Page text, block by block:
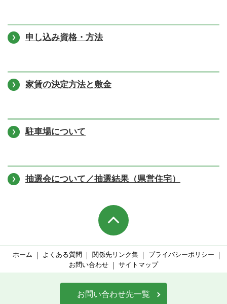
申し込み資格・方法
家賃の決定方法と敷金
駐車場について
抽選会について／抽選結果（県営住宅）
ホーム よくある質問 関係先リンク集
プライバシーポリシー
お問い合わせ
サイトマップ
お問い合わせ先一覧